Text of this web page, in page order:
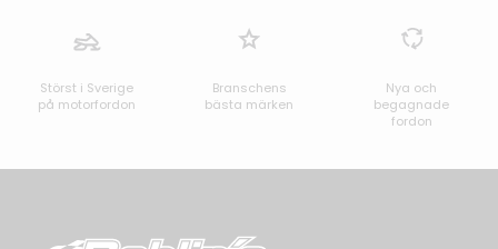
Störst i Sverige
på motorfordon
Branschens
bästa märken
Nya och
begagnade
fordon